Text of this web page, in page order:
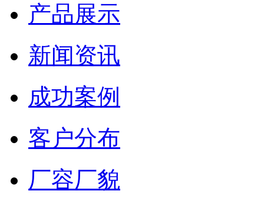
产品展示
新闻资讯
成功案例
客户分布
厂容厂貌